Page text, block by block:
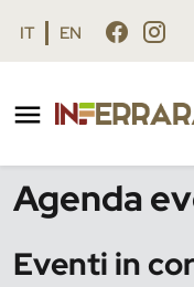
Vai al contenuto principale
Vai al footer
IT EN
Agenda
Eventi in